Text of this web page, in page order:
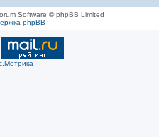
Software © phpBB Limited
phpBB